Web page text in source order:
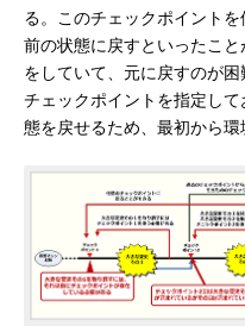
る。このチェックポイント
前の状態に戻すといったこ
をしていて、元に戻すのが困
チェックポイントを指定し
態を戻せるため、最初から環